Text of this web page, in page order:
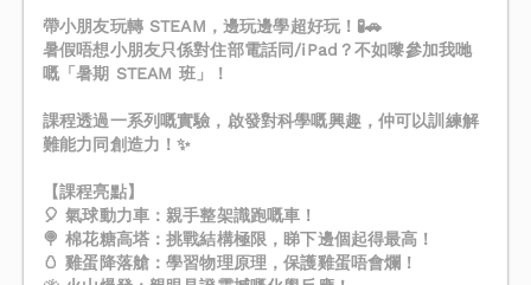
帶小朋友玩轉 STEAM，邊玩邊學超好玩！🧪🚗
暑假唔想小朋友只係對住部電話同/iPad？不如嚟參加我哋
嘅「暑期 STEAM 班」！
課程透過一系列嘅實驗，啟發對科學嘅興趣，仲可以訓練解
難能力同創造力！✨
【課程亮點】
🎈 氣球動力車：親手整架識跑嘅車！
🍭 棉花糖高塔：挑戰結構極限，睇下邊個起得最高！
🥚 雞蛋降落艙：學習物理原理，保護雞蛋唔會爛！